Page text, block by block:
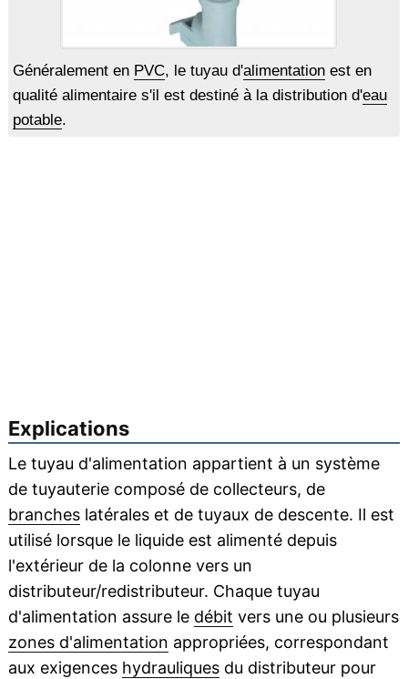
Généralement en PVC, le tuyau d'alimentationest en
qualité alimentaire s'il est destiné à la distribution d'eau
potable.
Explications
Le tuyau d'alimentation appartient à un système
de tuyauterie composé de collecteurs, de
brancheslatérales et de tuyaux de descente. Il est
utilisé lorsque le liquide est alimenté depuis
l'extérieur de la colonne vers un
distributeur/redistributeur. Chaque tuyau
d'alimentation assure le débit vers une ou plusieurs
zones d'alimentation appropriées, correspondant
aux exigences hydrauliquesdu distributeur pour